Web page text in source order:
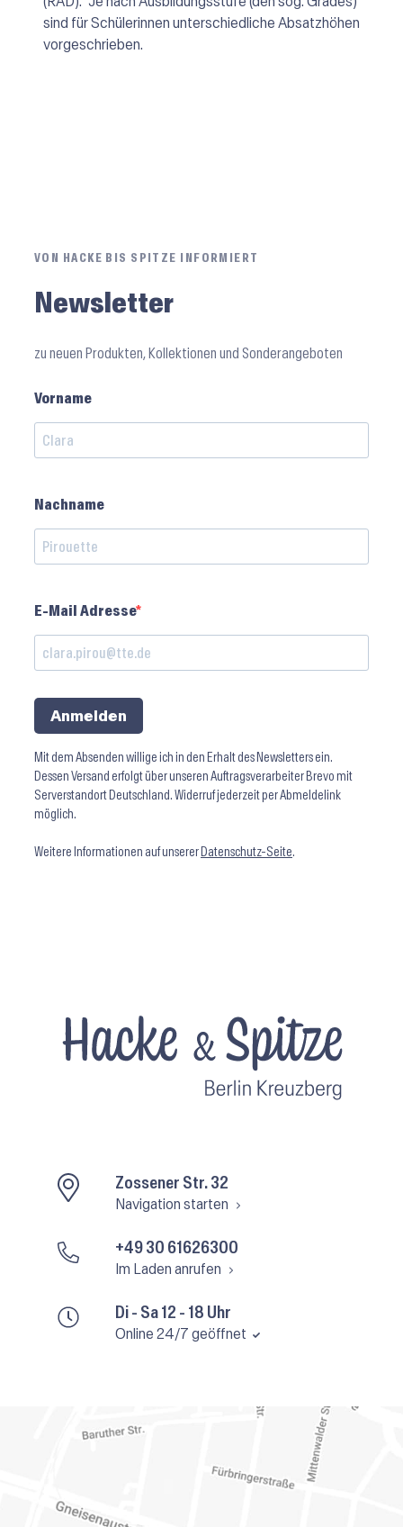
sind für Schülerinnen unterschiedliche Absatzhöhen
vorgeschrieben.
VON HACKE BIS SPITZE INFORMIERT
Newsletter
zu neuen Produkten, Kollektionen und Sonderangeboten
Vorname
Nachname
E-Mail Adresse
Anmelden
Mit dem Absenden willige ich in den Erhalt des Newsletters ein.
Dessen Versand erfolgt über unseren Auftragsverarbeiter Brevo mit
Serverstandort Deutschland. Widerruf jederzeit per Abmeldelink
möglich.
Weitere Informationen auf unserer Datenschutz-Seite.
Di - Sa 12 - 18 Uhr
Online 24/7 geöffnet
Zossener Str. 32
Navigation starten
+49 30 61626300
Im Laden anrufen